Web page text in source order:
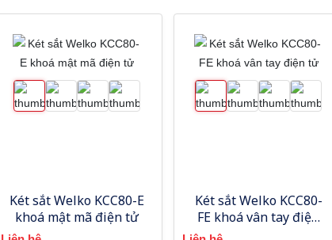
Két sắt Welko KCC80-E
khoá mật mã điện tử
Két sắt Welko KCC80-
FE khoá vân tay điện